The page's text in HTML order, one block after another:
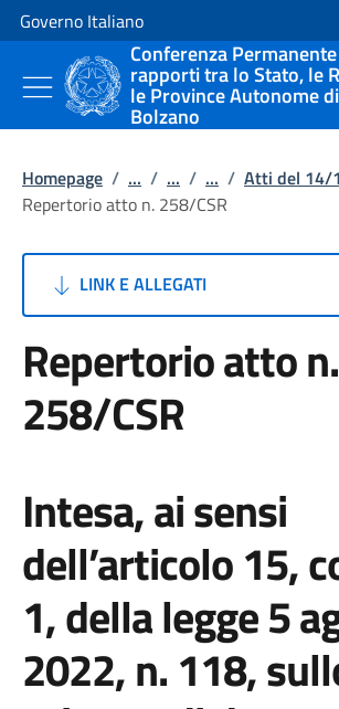
Vai al contenuto
Vai alla navigazione del sito
Governo Italiano
Conferenza
rapporti tra lo Stato, le
le Province Autonome
Bolzano
Homepage / ... / ... / ... / Atti del 14/
Repertorio atto n. 258/CSR
LINK E ALLEGATI
Repertorio atto n.
258/CSR
Intesa, ai sensi
dell’articolo 15,
1, della legge 5
2022, n. 118,